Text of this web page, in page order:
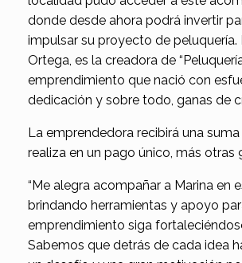
donde desde ahora podrá invertir
impulsar su proyecto de peluquería.
Ortega, es la creadora de
emprendimiento que nació con
dedicación y sobre todo, ganas de
La emprendedora recibirá una suma
realiza en un pago único, más otras
“Me alegra acompañar a Marina en
brindando herramientas y apoyo
emprendimiento siga
Sabemos que detrás de cada idea